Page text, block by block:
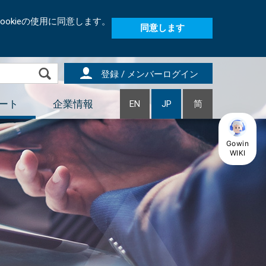
の使用に同意します。
同意します
登録 / メンバーログイン
ト 企業情報 EN JP 简
Gowin
WIKI